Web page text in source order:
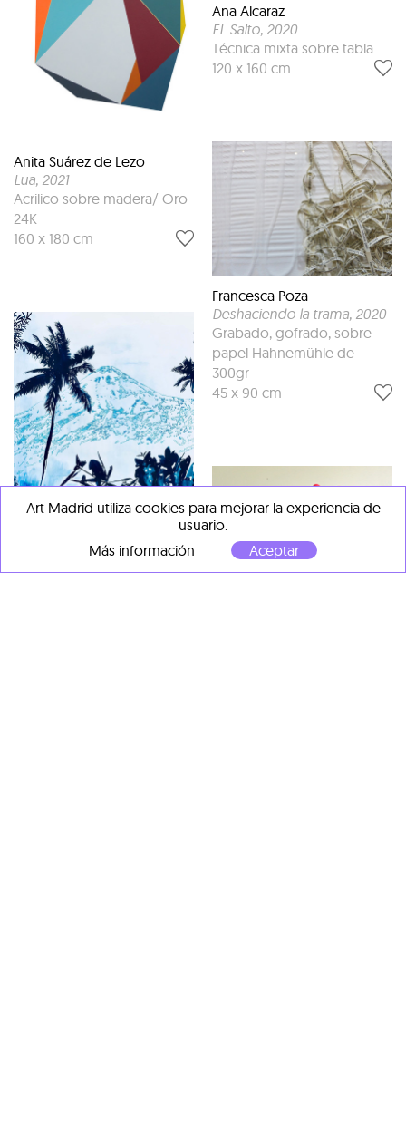
Anita Suárez de Lezo
Lua, 2021
Acrilico sobre madera/ Oro
24K
160 x 180 cm
Ana Alcaraz
EL Salto, 2020
Técnica mixta sobre tabla
120 x 160 cm
Francesca Poza
Deshaciendo la trama, 2020
Grabado, gofrado, sobre
papel Hahnemühle de
300gr
45 x 90 cm
Art Madrid utiliza cookies para mejorar la experiencia de
usuario.
Más información
Aceptar